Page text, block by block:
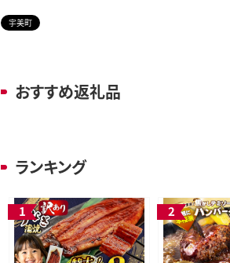
宇美町
おすすめ返礼品
ランキング